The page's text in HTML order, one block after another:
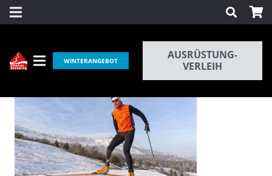
WINTERANGEBOT
AUSRÜSTUNG-
VERLEIH